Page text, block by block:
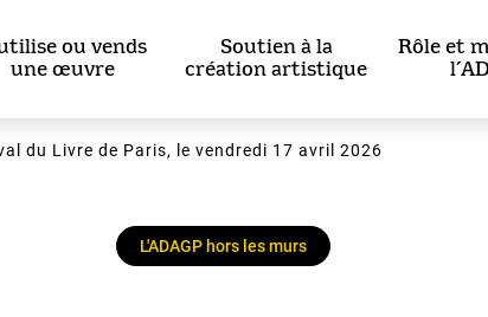
ou vends
une œuvre
Soutien à la
création artistique
Rôle et
du Livre de Paris, le vendredi 17 avril 2026
L'ADAGP hors les murs